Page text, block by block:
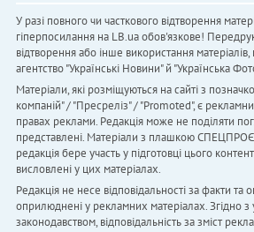
У разі повного чи часткового відтворення
гіперпосилання на LB.ua обов'язкове!
відтворення або інше використання
агентство "Українськi Новини" й "Українська
Матеріали, які розміщуються на сайті з
компаній" / "Пресреліз" / "Promoted", є
правах реклами. Редакція може не поділяти
представлені. Матеріали з плашкою
редакція бере участь у підготовці цього
висловлені у цих матеріалах.
Редакція не несе відповідальності за факти та
оприлюднені у рекламних матеріалах. Згідно з
законодавством, відповідальність за зміст